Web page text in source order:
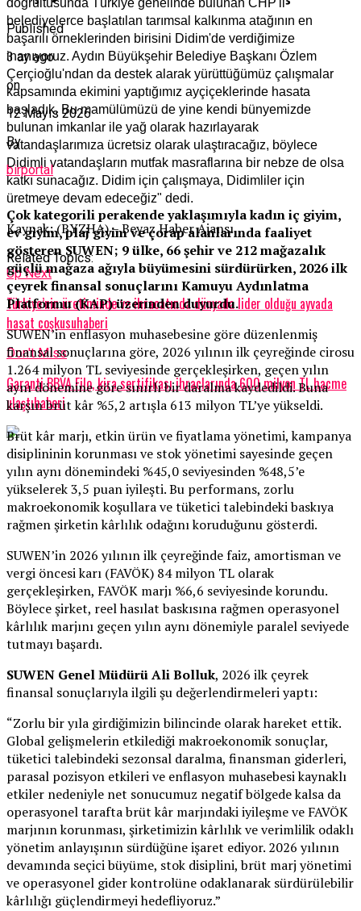
doğrultusunda Türkiye genelinde bulunan CHP'li
belediyelerce başlatılan tarımsal kalkınma atağının en
başarılı örneklerinden birisini Didim'de verdiğimize
inanıyoruz. Aydın Büyükşehir Belediye Başkanı Özlem
Çerçioğlu'ndan da destek alarak yürüttüğümüz çalışmalar
kapsamında ekimini yaptığımız ayçiçeklerinde hasata
başladık. Bu mamülümüzü de yine kendi bünyemizde
bulunan imkanlar ile yağ olarak hazırlayarak
vatandaşlarımıza ücretsiz olarak ulaştıracağız, böylece
Didimli vatandaşların mutfak masraflarına bir nebze de olsa
katkı sunacağız. Didim için çalışmaya, Didimliler için
üretmeye devam edeceğiz" dedi.
Kaynak: (BYZHA) – Beyaz Haber Ajansı
Related Topics:
Up Next
Türkiye’nin üretiminde ve ihracatında dünyada lider olduğu ayvada
hasat coşkusuhaberi
Don't Miss
Garanti BBVA Filo, kira sertifikası ihraçlarında 600 milyon TL hacme
ulaştıhaberi
Published
3 ay ago
on
12 Mayıs 2026
By
birportal
Çok kategorili perakende yaklaşımıyla kadın iç giyim,
ev giyim, plaj giyim ve çorap alanlarında faaliyet
gösteren SUWEN; 9 ülke, 66 şehir ve 212 mağazalık
güçlü mağaza ağıyla büyümesini sürdürürken, 2026 ilk
çeyrek finansal sonuçlarını Kamuyu Aydınlatma
Platformu (KAP) üzerinden duyurdu.
SUWEN’in enflasyon muhasebesine göre düzenlenmiş
finansal sonuçlarına göre, 2026 yılının ilk çeyreğinde cirosu
1.264 milyon TL seviyesinde gerçekleşirken, geçen yılın
aynı dönemine göre sınırlı bir daralma kaydedildi. Buna
karşın brüt kâr %5,2 artışla 613 milyon TL’ye yükseldi.
Brüt kâr marjı, etkin ürün ve fiyatlama yönetimi, kampanya
disiplininin korunması ve stok yönetimi sayesinde geçen
yılın aynı dönemindeki %45,0 seviyesinden %48,5’e
yükselerek 3,5 puan iyileşti. Bu performans, zorlu
makroekonomik koşullara ve tüketici talebindeki baskıya
rağmen şirketin kârlılık odağını koruduğunu gösterdi.
SUWEN’in 2026 yılının ilk çeyreğinde faiz, amortisman ve
vergi öncesi karı (FAVÖK) 84 milyon TL olarak
gerçekleşirken, FAVÖK marjı %6,6 seviyesinde korundu.
Böylece şirket, reel hasılat baskısına rağmen operasyonel
kârlılık marjını geçen yılın aynı dönemiyle paralel seviyede
tutmayı başardı.
SUWEN Genel Müdürü Ali Bolluk, 2026 ilk çeyrek
finansal sonuçlarıyla ilgili şu değerlendirmeleri yaptı:
“Zorlu bir yıla girdiğimizin bilincinde olarak hareket ettik.
Global gelişmelerin etkilediği makroekonomik sonuçlar,
tüketici talebindeki sezonsal daralma, finansman giderleri,
parasal pozisyon etkileri ve enflasyon muhasebesi kaynaklı
etkiler nedeniyle net sonucumuz negatif bölgede kalsa da
operasyonel tarafta brüt kâr marjındaki iyileşme ve FAVÖK
marjının korunması, şirketimizin kârlılık ve verimlilik odaklı
yönetim anlayışının sürdüğüne işaret ediyor. 2026 yılının
devamında seçici büyüme, stok disiplini, brüt marj yönetimi
ve operasyonel gider kontrolüne odaklanarak sürdürülebilir
kârlılığı güçlendirmeyi hedefliyoruz.”